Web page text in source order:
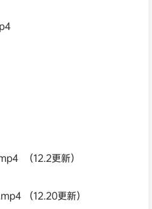
（12.2更新）
（12.20更新）